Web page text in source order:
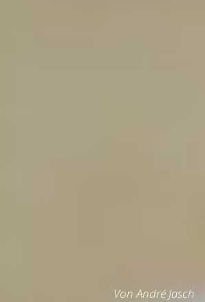
Von André Jasch